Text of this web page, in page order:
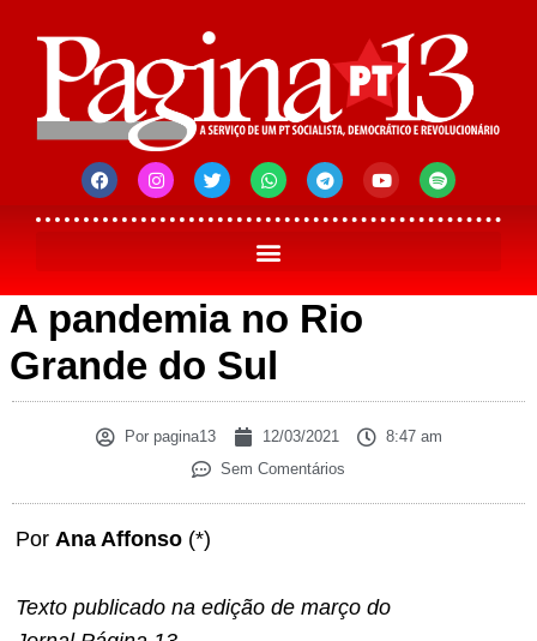
A pandemia no Rio
Grande do Sul
Porpagina13 12/03/2021
8:47 am
Sem Comentários
Por Ana Affonso (*)
Texto publicado na edição de março do